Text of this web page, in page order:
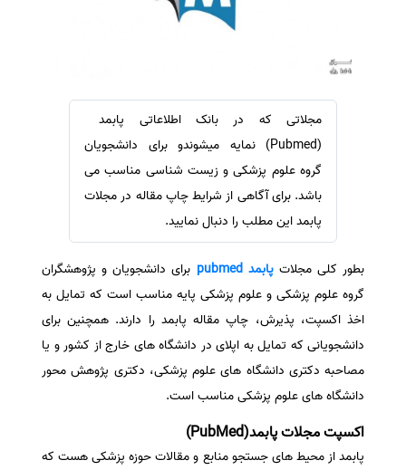
ترجمه عربی به فارسی
سفارش فرمت‌بندی
سفارش کاهش کمیت
سفارش معرفی مجله
سفارش معرفی مقاله
سفارش معرفی کتاب
سفارش چکیده مبسوط
سفارش گویندگی
سفارش تولید محتوا
سفارش ترجمه همزمان
سفارش چکیده گرافیکی
سفارش تهیه کاورلتر
سفارش انگیزه‌نامه‌SOP
مجلاتی که در بانک اطلاعاتی پابمد
(Pubmed) نمایه میشوندو برای دانشجویان
گروه علوم پزشکی و زیست شناسی مناسب می
باشد. برای آگاهی از شرایط چاپ مقاله در مجلات
پابمد این مطلب را دنبال نمایید.
بطور کلی مجلاتپابمد pubmed
برای دانشجویان و پژوهشگران
گروه علوم پزشکی و علوم پزشکی پایه مناسب است که تمایل به
اخذ اکسپت، پذیرش، چاپ مقاله پابمد را دارند. همچنین برای
دانشجویانی که تمایل به اپلای در دانشگاه های خارج از کشور و یا
مصاحبه دکتری دانشگاه های علوم پزشکی، دکتری پژوهش محور
دانشگاه های علوم پزشکی مناسب است.
اکسپت مجلات پابمد(PubMed)
پابمد از محیط های جستجو منابع و مقالات حوزه پزشکی هست که